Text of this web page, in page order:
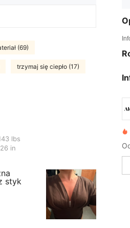
(69)
trzymaj się ciepło (17)
Klepsydra, Biust: 88 cm / 35 in,
lbs
in
styk